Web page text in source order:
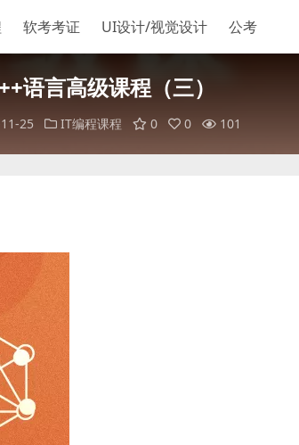
软考考证 UI设计/视觉设计 公考
语言高级课程（三）
25 IT编程课程 0 0 101